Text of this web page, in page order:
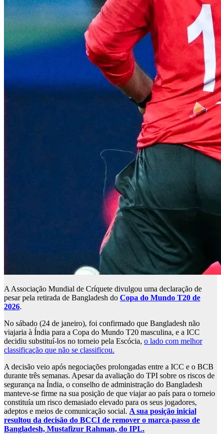
A Associação Mundial de Críquete divulgou uma declaração de
pesar pela retirada de Bangladesh do Copa do Mundo T20 de
2026.
No sábado (24 de janeiro), foi confirmado que Bangladesh não
viajaria à Índia para a Copa do Mundo T20 masculina, e a ICC
decidiu substituí-los no torneio pela Escócia, o lado com melhor
classificação que não se classificou.
A decisão veio após negociações prolongadas entre a ICC e o BCB
durante três semanas. Apesar da avaliação do TPI sobre os riscos de
segurança na Índia, o conselho de administração do Bangladesh
manteve-se firme na sua posição de que viajar ao país para o torneio
constituía um risco demasiado elevado para os seus jogadores,
adeptos e meios de comunicação social. A sua posição inicial
resultou da decisão do BCCI de remover o marca-passo de
Bangladesh, Mustafizur Rahman, do IPL.